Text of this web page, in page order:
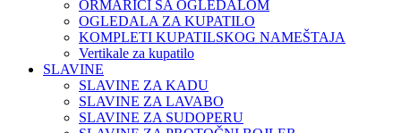
ORMARIĆI SA OGLEDALOM
OGLEDALA ZA KUPATILO
KOMPLETI KUPATILSKOG NAMEŠTAJA
Vertikale za kupatilo
SLAVINE
SLAVINE ZA KADU
SLAVINE ZA LAVABO
SLAVINE ZA SUDOPERU